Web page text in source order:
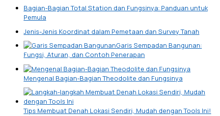
Bagian-Bagian Total Station dan Fungsinya: Panduan untuk
Pemula
Jenis-Jenis Koordinat dalam Pemetaan dan Survey Tanah
Garis Sempadan Bangunan:
Fungsi, Aturan, dan Contoh Penerapan
Mengenal Bagian-Bagian Theodolite dan Fungsinya
Tips Membuat Denah Lokasi Sendiri, Mudah dengan Tools Ini!